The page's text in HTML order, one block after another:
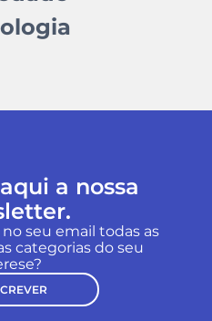
a nossa
seu email todas as
categorias do seu